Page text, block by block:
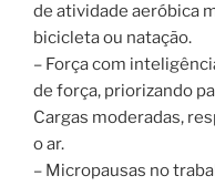
de atividade aeróbica
bicicleta ou natação.
– Força com
de força, priorizando
Cargas moderadas,
o ar.
– Micropausas no